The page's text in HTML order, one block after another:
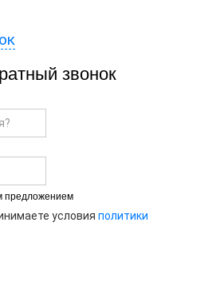
звонок
предложением
условия политики